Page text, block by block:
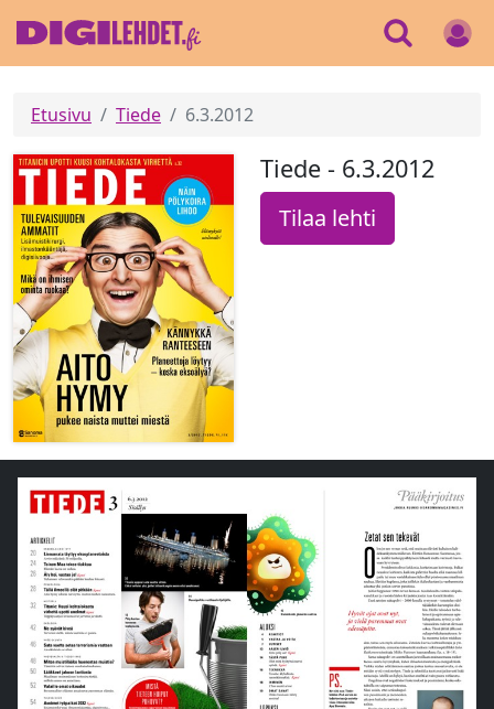
Etusivu Tiede 6.3.2012
Tiede - 6.3.2012
Tilaa lehti